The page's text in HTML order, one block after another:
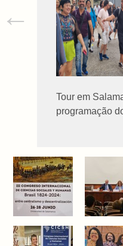
Tour em
programação
←